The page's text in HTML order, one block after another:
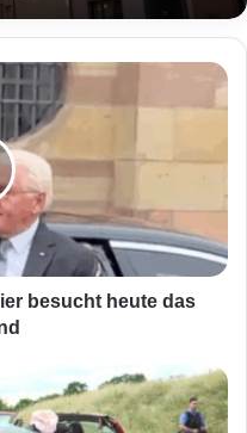
besucht heute das